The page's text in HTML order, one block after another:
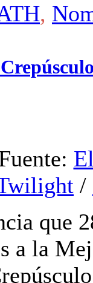
,
/
que
a la